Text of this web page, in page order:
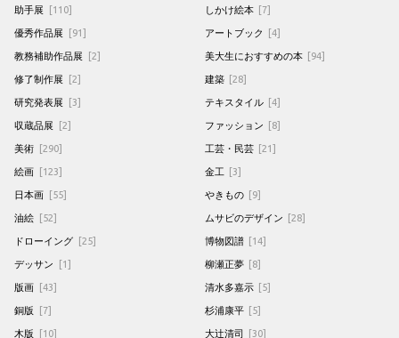
助手展 [110]
優秀作品展 [91]
教務補助作品展 [2]
修了制作展 [2]
研究発表展 [3]
収蔵品展 [2]
美術 [290]
絵画 [123]
日本画 [55]
油絵 [52]
ドローイング [25]
デッサン [1]
版画 [43]
銅版 [7]
木版 [10]
しかけ絵本 [7]
アートブック [4]
美大生におすすめの本 [94]
建築 [28]
テキスタイル [4]
ファッション [8]
工芸・民芸 [21]
金工 [3]
やきもの [9]
ムサビのデザイン [28]
博物図譜 [14]
柳瀬正夢 [8]
清水多嘉示 [5]
杉浦康平 [5]
大辻清司 [30]